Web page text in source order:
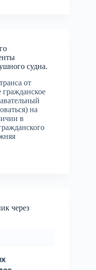
судна.
от
на
в
через